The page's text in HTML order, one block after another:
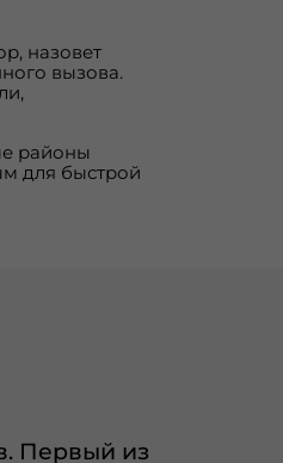
назовет
вызова.
районы
для быстрой
Первый из